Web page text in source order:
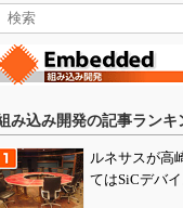
み込み開発の記事ランキ
ルネサスが高
てはSiCデバ